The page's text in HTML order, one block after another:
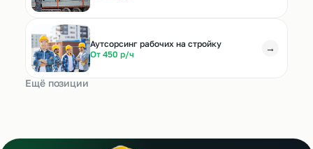
Аутсорсинг рабочих на стройку
От 450 р/ч
→
Ещё позиции